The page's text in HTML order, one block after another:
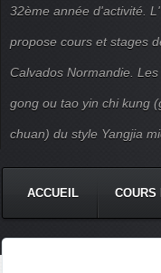
32ème année d'activité.
propose cours et stages
Calvados Normandie.
gong ou tao yin chi kung
chuan) du style Yangjia
ACCUEIL COURS